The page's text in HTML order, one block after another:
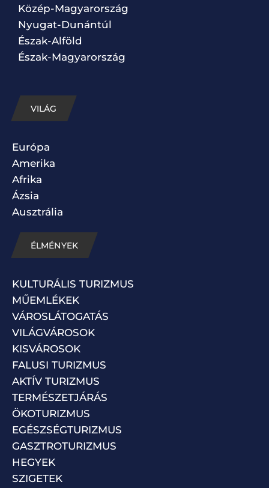
Közép-Magyarország
Nyugat-Dunántúl
Észak-Alföld
Észak-Magyarország
VILÁG
Európa
Amerika
Afrika
Ázsia
Ausztrália
ÉLMÉNYEK
KULTURÁLIS TURIZMUS
MŰEMLÉKEK
VÁROSLÁTOGATÁS
VILÁGVÁROSOK
KISVÁROSOK
FALUSI TURIZMUS
AKTÍV TURIZMUS
TERMÉSZETJÁRÁS
ÖKOTURIZMUS
EGÉSZSÉGTURIZMUS
GASZTROTURIZMUS
HEGYEK
SZIGETEK